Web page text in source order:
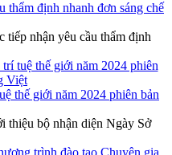
thẩm định nhanh đơn sáng chế
tiếp nhận yêu cầu thẩm định
thế giới năm 2024 phiên bản
thiệu bộ nhận diện Ngày Sở